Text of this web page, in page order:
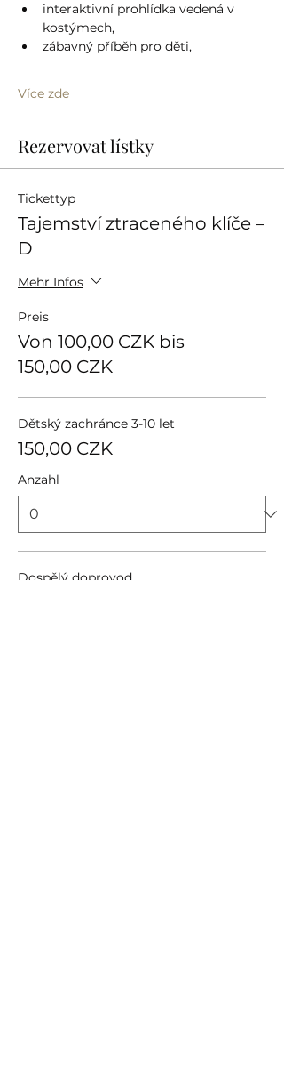
interaktivní prohlídka vedená v
kostýmech,
zábavný příběh pro děti,
Více zde
Rezervovat lístky
Tickettyp
Tajemství ztraceného klíče –
D
Mehr Infos
Preis
Von 100,00 CZK bis
150,00 CZK
Dětský zachránce 3-10 let
150,00 CZK
Anzahl
Dospělý doprovod